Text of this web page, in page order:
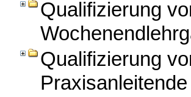
Qualifizierung
Qualifizierung